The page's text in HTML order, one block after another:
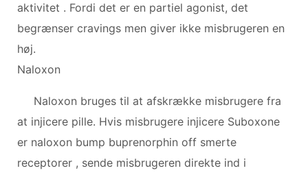
aktivitet . Fordi det er en partiel agonist, det
begrænser cravings men giver ikke misbrugeren en
høj.
Naloxon
Naloxon bruges til at afskrække misbrugere fra
at injicere pille. Hvis misbrugere injicere Suboxone
er naloxon bump buprenorphin off smerte
receptorer , sende misbrugeren direkte ind i